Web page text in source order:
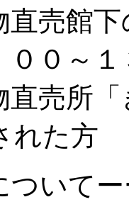
売館下
０～１
売所「
れた方
ついて